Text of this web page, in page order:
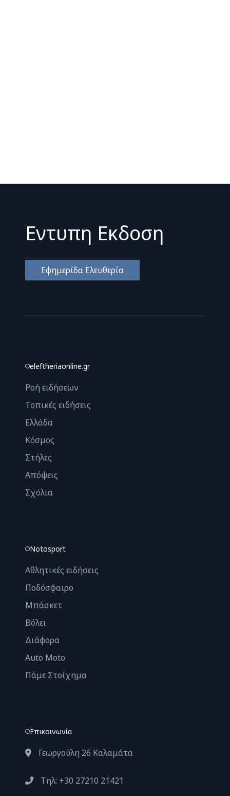
Εντυπη Εκδοση
Εφημερίδα Ελευθερία
eleftheriaonline.gr
Ροή ειδήσεων
Τοπικές ειδήσεις
Ελλάδα
Κόσμος
Στήλες
Απόψεις
Σχόλια
Notosport
Αθλητικές ειδήσεις
Ποδόσφαιρο
Μπάσκετ
Βόλει
Διάφορα
Auto Moto
Πάμε Στοίχημα
Επικοινωνία
Γεωργούλη 26 Καλαμάτα
Τηλ: +30 27210 21421